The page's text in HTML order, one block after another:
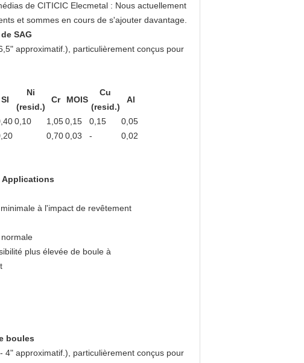
de CITICIC Elecmetal : Nous actuellement
et sommes en cours de s'ajouter davantage.
SAG
approximatif.), particulièrement conçus pour
SI
Ni
(resid.)
Cr MOIS
Cu
(resid.)
Al
0,10 1,050,15 0,15
0,05
0,700,03 -
0,02
Applications
à l'impact de revêtement
plus élevée de boule à
boules
approximatif.), particulièrement conçus pour